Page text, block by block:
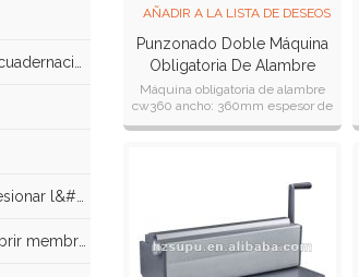
AÑADIR A LA LISTA DE DESEOS
Punzonado Doble Máquina
Obligatoria De Alambre
Cw360
Máquina obligatoria de alambre
cw360 ancho: 360mm espesor de
perforación: 35 hoja de tono: